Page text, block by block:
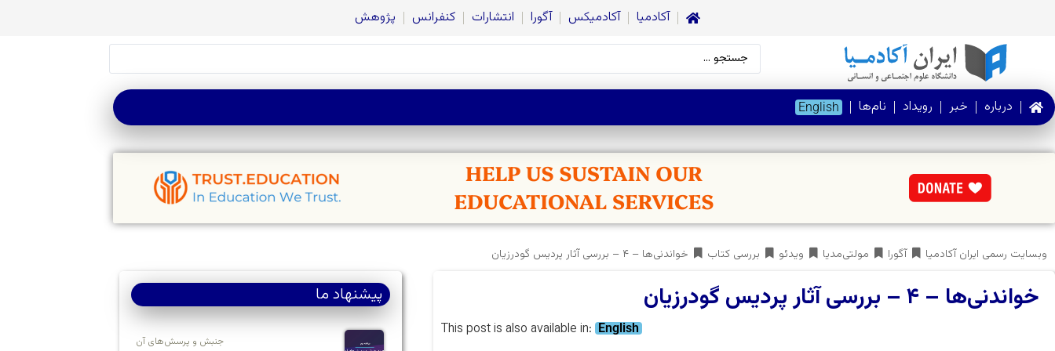
آکادمیا آکادمیکس آگورا انتشارات کنفرانس پژوهش
درباره خبر رویداد نام‌ها English
وبسایت رسمی ایران آکادمیا آگورا مولتی‌مدیا ویدئو بررسی کتاب خواندنی‌ها – ۴ – بررسی آثار پردیس گودرزیان
خواندنی‌ها – ۴ – بررسی آثار پردیس گودرزیان
This post is also available in: English
پیشنهاد ما
جنبش و پرسش‌های آن